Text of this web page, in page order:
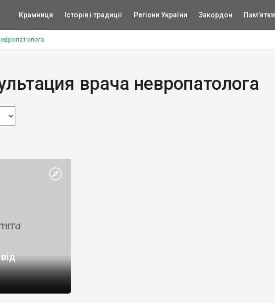
Крамниця Історія і традиції Регіони України Закордон Пам'ятки
врача невропатолога